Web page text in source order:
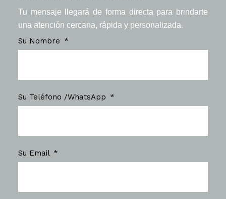
Tu mensaje llegará de forma directa para brindarte
una atención cercana, rápida y personalizada.
Su Nombre
Su Teléfono /WhatsApp
Su Email